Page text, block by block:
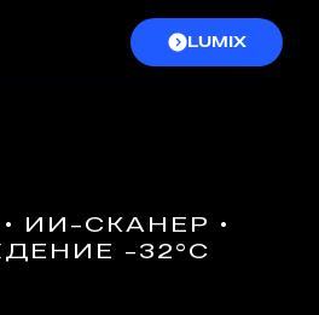
LUMIX
ИИ-СКАНЕР •
-32°C